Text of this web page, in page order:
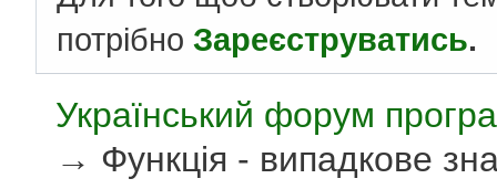
потрібно Зареєструватись.
Український форум
→ Функція - випадкове